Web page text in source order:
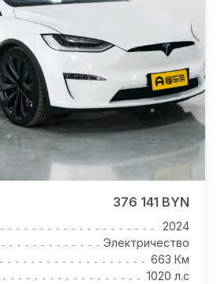
376 141 BYN
2024
Электричество
663 Км
1020 л.с